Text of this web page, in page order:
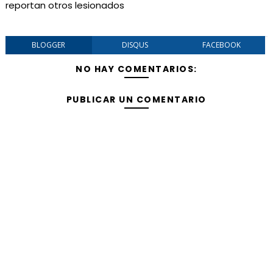
reportan otros lesionados
BLOGGER DISQUS FACEBOOK
NO HAY COMENTARIOS:
PUBLICAR UN COMENTARIO